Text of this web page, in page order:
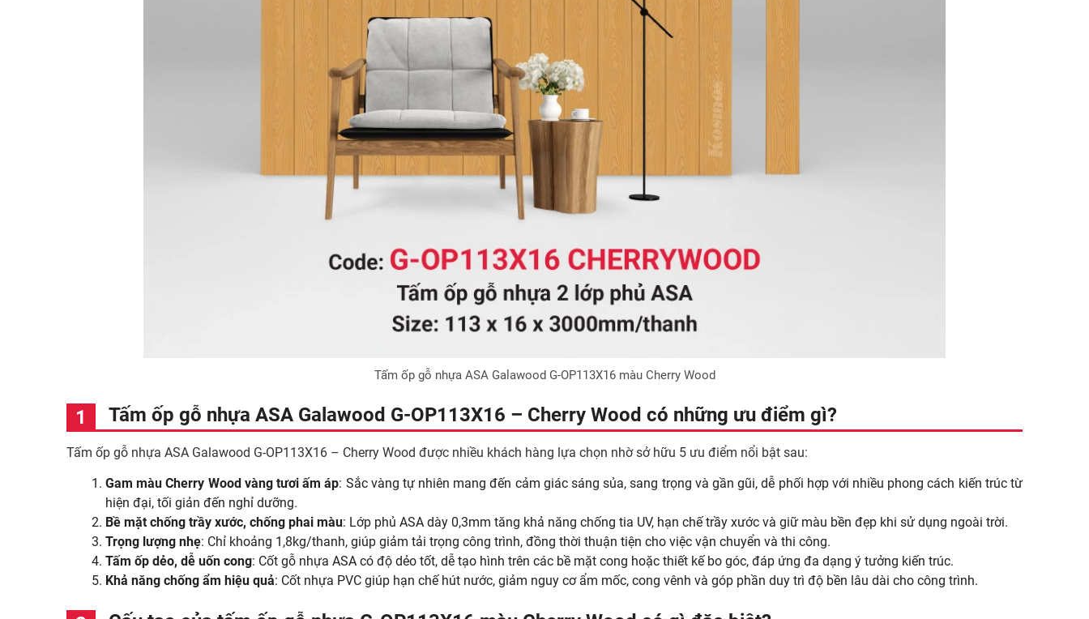
Tấm ốp gỗ nhựa ASA Galawood G-OP113X16 màu Cherry Wood
Tấm ốp gỗ nhựa ASA Galawood G-OP113X16 – Cherry Wood có những ưu điểm gì?
Tấm ốp gỗ nhựa ASA Galawood G-OP113X16 – Cherry Wood được nhiều khách hàng lựa chọn nhờ sở hữu 5 ưu điểm nổi bật sau:
Gam màu Cherry Wood vàng tươi ấm áp: Sắc vàng tự nhiên mang đến cảm giác sáng sủa, sang trọng và gần gũi, dễ phối hợp với nhiều phong cách kiến trúc từ
hiện đại, tối giản đến nghỉ dưỡng.
Bề mặt chống trầy xước, chống phai màu: Lớp phủ ASA dày 0,3mm tăng khả năng chống tia UV, hạn chế trầy xước và giữ màu bền đẹp khi sử dụng ngoài trời.
Trọng lượng nhẹ: Chỉ khoảng 1,8kg/thanh, giúp giảm tải trọng công trình, đồng thời thuận tiện cho việc vận chuyển và thi công.
Tấm ốp dẻo, dễ uốn cong: Cốt gỗ nhựa ASA có độ dẻo tốt, dễ tạo hình trên các bề mặt cong hoặc thiết kế bo góc, đáp ứng đa dạng ý tưởng kiến trúc.
Khả năng chống ẩm hiệu quả: Cốt nhựa PVC giúp hạn chế hút nước, giảm nguy cơ ẩm mốc, cong vênh và góp phần duy trì độ bền lâu dài cho công trình.